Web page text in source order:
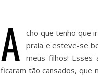
A
cho que tenho que
praia e esteve-se
meus filhos! Esses
ficaram tão cansados, que